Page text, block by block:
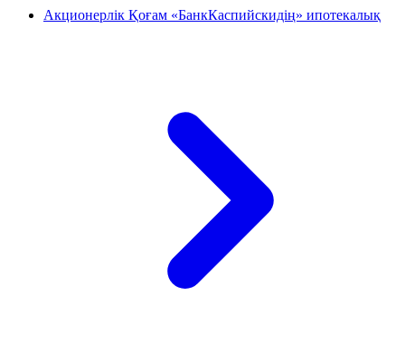
Акционерлік Қоғам «БанкКаспийскидің» ипотекалық